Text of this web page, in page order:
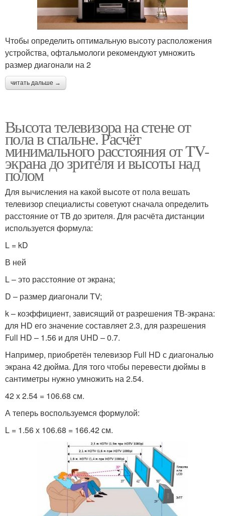
Чтобы определить оптимальную высоту расположения
устройства, офтальмологи рекомендуют умножить
размер диагонали на 2
читать дальше →
Высота телевизора на стене от
пола в спальне. Расчёт
минимального расстояния от TV-
экрана до зрителя и высоты над
полом
Для вычисления на какой высоте от пола вешать
телевизор специалисты советуют сначала определить
расстояние от ТВ до зрителя. Для расчёта дистанции
используется формула:
L = kD
В ней
L – это расстояние от экрана;
D – размер диагонали TV;
k – коэффициент, зависящий от разрешения ТВ-экрана:
для HD его значение составляет 2.3, для разрешения
Full HD – 1.56 и для UHD – 0.7.
Например, приобретён телевизор Full HD с диагональю
экрана 42 дюйма. Для того чтобы перевести дюймы в
сантиметры нужно умножить на 2.54.
42 х 2.54 = 106.68 см.
А теперь воспользуемся формулой:
L = 1.56 х 106.68 = 166.42 см.